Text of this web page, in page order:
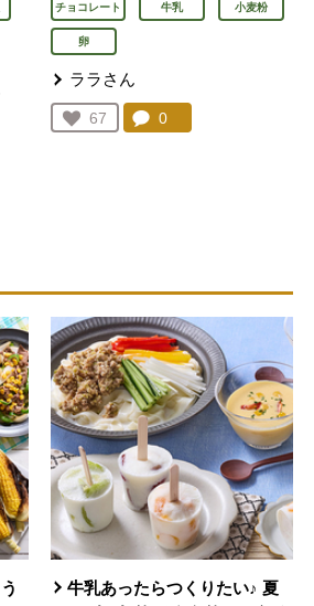
見る。
チョコレート 牛乳 小麦粉
卵
ララさん
お気に入り登録：
67
人が登録
コメント：
0件。コメントを見る。
牛乳あったらつくりたい♪ 夏